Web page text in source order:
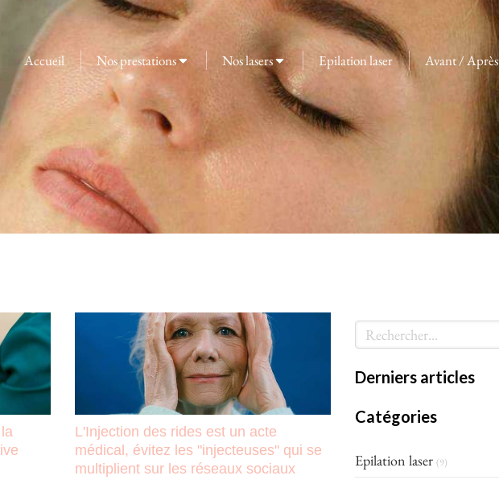
Accueil Nos prestations Nos lasers Epilation laser Avant / Après
L'Injection des rides est un acte
médical, évitez les "injecteuses" qui se
multiplient sur les réseaux sociaux
Rechercher
Derniers articles
Catégories
Epilation laser (9)